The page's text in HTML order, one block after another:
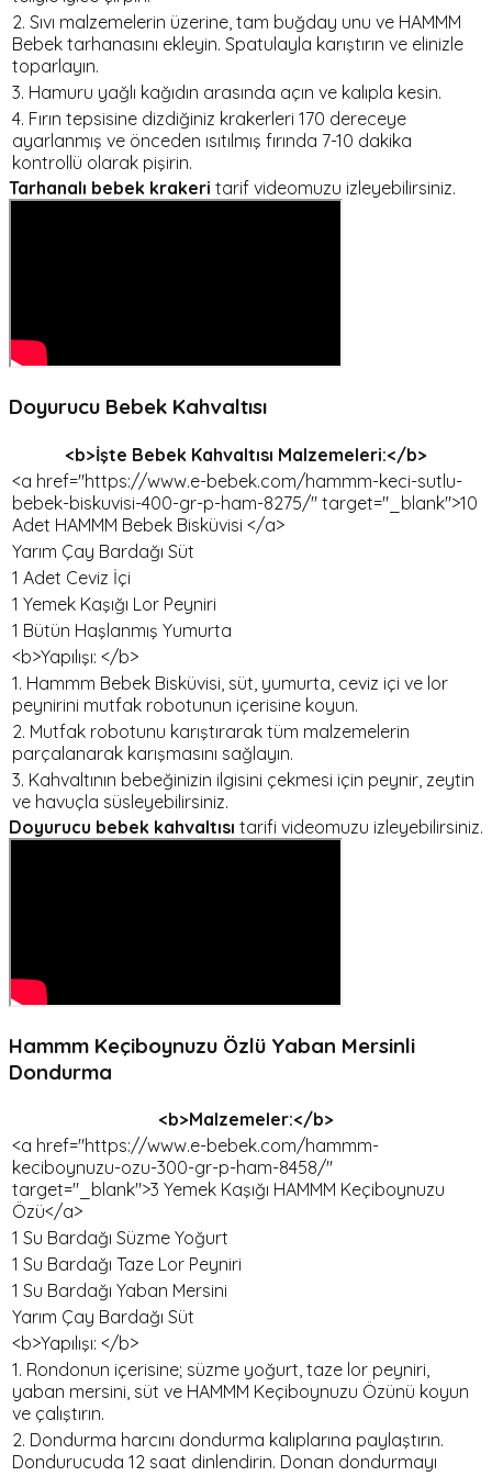
2. Sıvı malzemelerin üzerine, tam buğday unu ve HAMMM
Bebek tarhanasını ekleyin. Spatulayla karıştırın ve elinizle
toparlayın.
3. Hamuru yağlı kağıdın arasında açın ve kalıpla kesin.
4. Fırın tepsisine dizdiğiniz krakerleri 170 dereceye
ayarlanmış ve önceden ısıtılmış fırında 7-10 dakika
kontrollü olarak pişirin.
Tarhanalı bebek krakeri tarif videomuzu izleyebilirsiniz.
Doyurucu Bebek Kahvaltısı
<b>İşte Bebek Kahvaltısı Malzemeleri:</b>
<a href="https://www.e-bebek.com/hammm-keci-sutlu-
bebek-biskuvisi-400-gr-p-ham-8275/" target="_blank">10
Adet HAMMM Bebek Bisküvisi </a>
Yarım Çay Bardağı Süt
1 Adet Ceviz İçi
1 Yemek Kaşığı Lor Peyniri
1 Bütün Haşlanmış Yumurta
<b>Yapılışı: </b>
1. Hammm Bebek Bisküvisi, süt, yumurta, ceviz içi ve lor
peynirini mutfak robotunun içerisine koyun.
2. Mutfak robotunu karıştırarak tüm malzemelerin
parçalanarak karışmasını sağlayın.
3. Kahvaltının bebeğinizin ilgisini çekmesi için peynir, zeytin
ve havuçla süsleyebilirsiniz.
Doyurucu bebek kahvaltısı tarifi videomuzu izleyebilirsiniz.
Hammm Keçiboynuzu Özlü Yaban Mersinli
Dondurma
<b>Malzemeler:</b>
<a href="https://www.e-bebek.com/hammm-
keciboynuzu-ozu-300-gr-p-ham-8458/"
target="_blank">3 Yemek Kaşığı HAMMM Keçiboynuzu
Özü</a>
1 Su Bardağı Süzme Yoğurt
1 Su Bardağı Taze Lor Peyniri
1 Su Bardağı Yaban Mersini
Yarım Çay Bardağı Süt
<b>Yapılışı: </b>
1. Rondonun içerisine; süzme yoğurt, taze lor peyniri,
yaban mersini, süt ve HAMMM Keçiboynuzu Özünü koyun
ve çalıştırın.
2. Dondurma harcını dondurma kalıplarına paylaştırın.
Dondurucuda 12 saat dinlendirin. Donan dondurmayı